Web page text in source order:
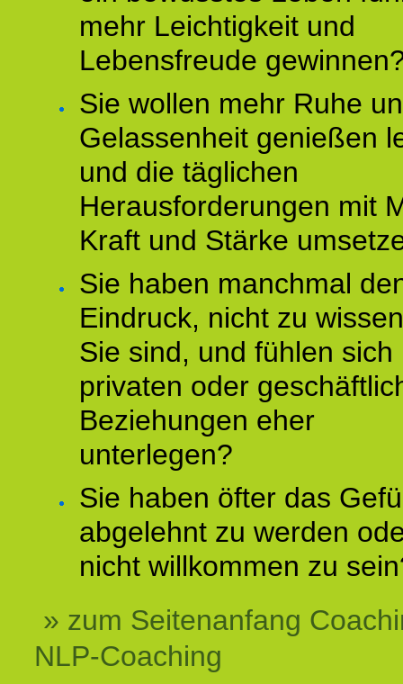
mehr Leichtigkeit und
Lebensfreude
Sie wollen mehr Ruhe
Gelassenheit genießen
und die täglichen
Herausforderungen mit
Kraft und Stärke
Sie haben manchmal
Eindruck, nicht zu
Sie sind, und fühlen sich
privaten oder
Beziehungen eher
unterlegen?
Sie haben öfter das
abgelehnt zu werden
nicht willkommen zu
» zum Seitenanfang
NLP-Coaching